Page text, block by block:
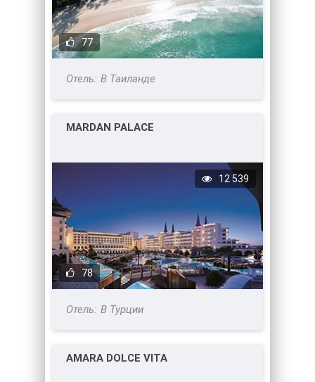
77
В Таиланде
MARDAN PALACE
78
12 539
В Турции
AMARA DOLCE VITA